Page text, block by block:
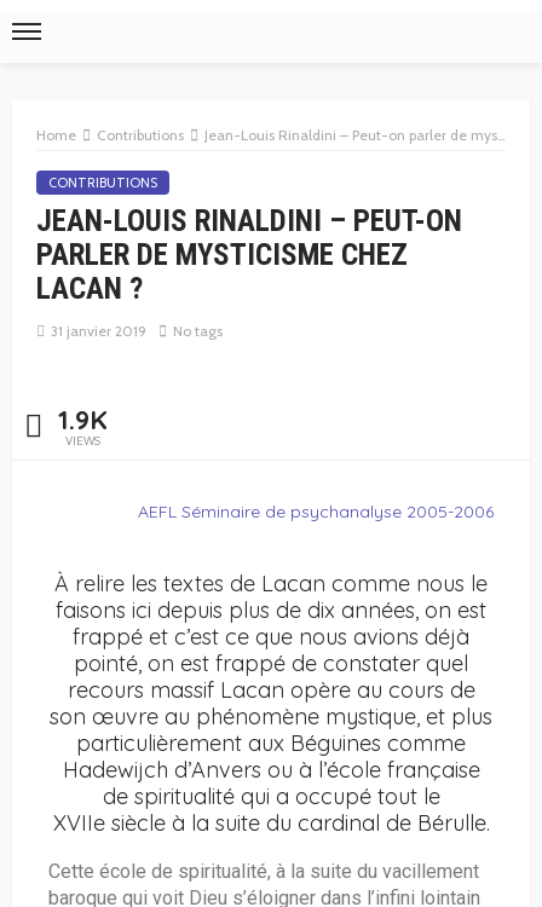
Home Contributions Jean-Louis Rinaldini – Peut-on parler de mysticisme chez Lacan ?
CONTRIBUTIONS
JEAN-LOUIS RINALDINI – PEUT-ON
PARLER DE MYSTICISME CHEZ
LACAN ?
31 janvier 2019 No tags
1.9K
VIEWS
AEFL Séminaire de psychanalyse 2005-2006
À relire les textes de Lacan comme nous le
faisons ici depuis plus de dix années, on est
frappé et c’est ce que nous avions déjà
pointé, on est frappé de constater quel
recours massif Lacan opère au cours de
son œuvre au phénomène mystique, et plus
particulièrement aux Béguines comme
Hadewijch d’Anvers ou à l’école française
de spiritualité qui a occupé tout le
XVIIe siècle à la suite du cardinal de Bérulle.
Cette école de spiritualité, à la suite du vacillement
baroque qui voit Dieu s’éloigner dans l’infini lointain